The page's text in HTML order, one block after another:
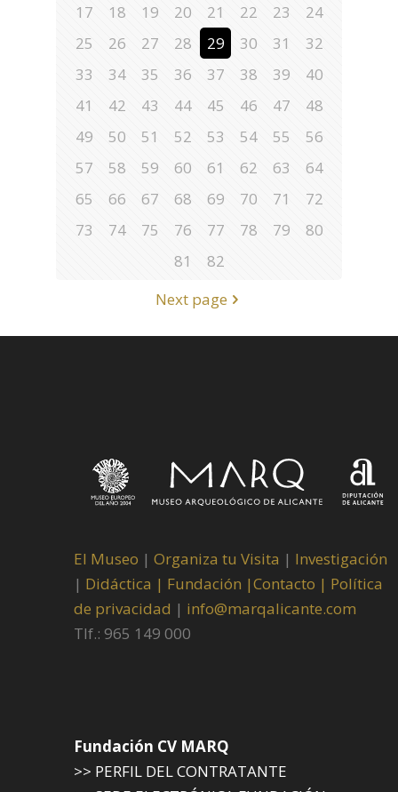
17
18 19 20 21 22 23
24
25
26 27 28 29 30 31
32
33
34 35 36 37 38 39
40
41
42 43 44 45 46 47
48
49
50 51 52 53 54 55
56
57
58 59 60 61 62 63
64
65
66 67 68 69 70 71
72
73
74 75 76 77 78 79
80
81
82
Next page
El Museo | Organiza tu Visita | Investigación
| Didáctica | Fundación |Contacto | Política
de privacidad | info@marqalicante.com
Tlf.: 965 149 000
Fundación CV MARQ
>> PERFIL DEL CONTRATANTE